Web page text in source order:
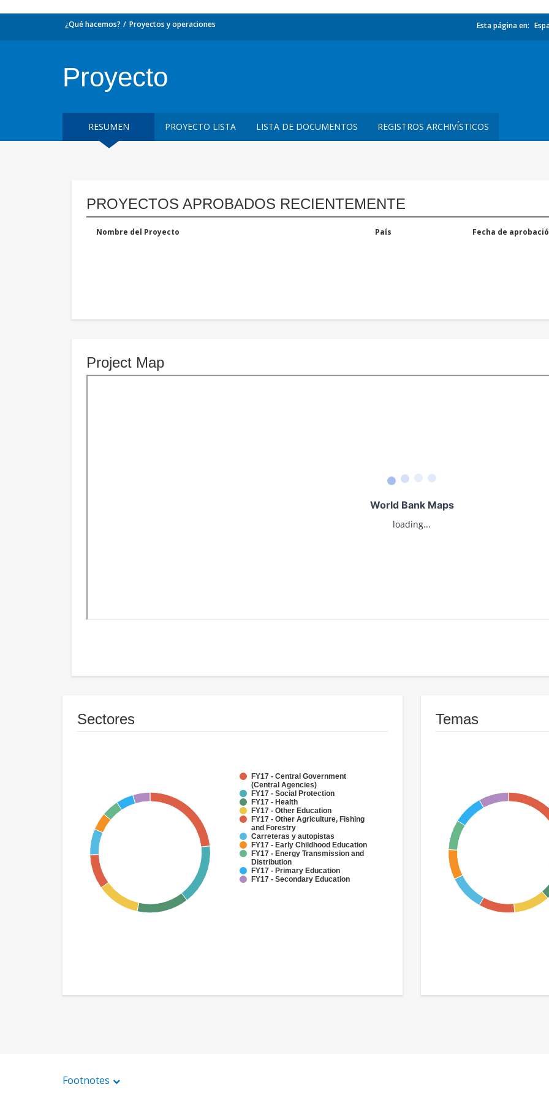
¿Qué hacemos? Proyectos y operaciones Esta página en:
Proyecto
RESUMEN PROYECTO LISTA LISTA DE DOCUMENTOS REGISTROS ARCHIVÍSTICOS
PROYECTOS APROBADOS RECIENTEMENTE
Nombre del Proyecto País Fecha de
Project Map
Sectores
FY17 - Central Government
(Central Agencies)
FY17 - Social Protection
FY17 - Health
FY17 - Other Education
FY17 - Other Agriculture, Fishing
and Forestry
Carreteras y autopistas
FY17 - Early Childhood Education
FY17 - Energy Transmission and
Distribution
FY17 - Primary Education
FY17 - Secondary Education
Temas
Footnotes